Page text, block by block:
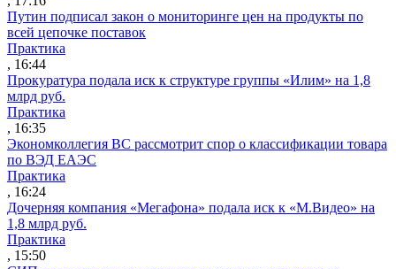
Путин подписал закон о мониторинге цен на продукты по
всей цепочке поставок
Практика
, 16:44
Прокуратура подала иск к структуре группы «Илим» на 1,8
млрд руб.
Практика
, 16:35
Экономколлегия ВС рассмотрит спор о классификации товара
по ВЭД ЕАЭС
Практика
, 16:24
Дочерняя компания «Мегафона» подала иск к «М.Видео» на
1,8 млрд руб.
Практика
, 15:50